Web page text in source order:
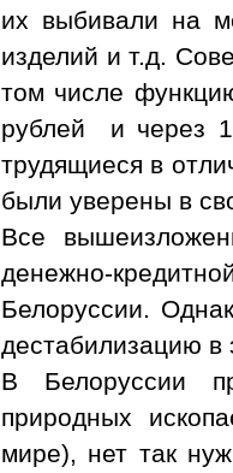
их выбивали на
изделий и т.д.
том числе
рублей и через
трудящиеся в
были уверены в
Все
денежно-
Белоруссии.
дестабилизацию
В Белоруссии
природных
мире), нет так